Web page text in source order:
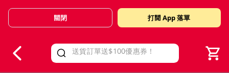
Valid Until 30 June 2026
關閉 打開 App 落單